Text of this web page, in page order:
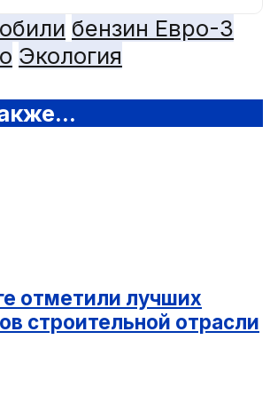
бензин Евро-3
Экология
отметили лучших
строительной отрасли